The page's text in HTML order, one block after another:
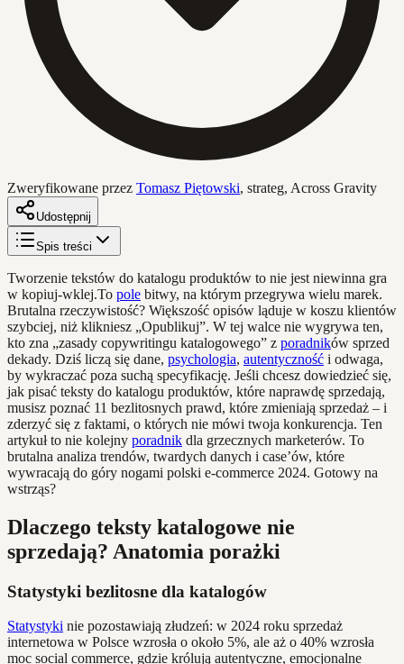
Zweryfikowane przez Tomasz Piętowski, strateg, Across Gravity
Udostępnij
Spis treści
Tworzenie tekstów do katalogu produktów to nie jest niewinna gra
w kopiuj-wklej.To pole bitwy, na którym przegrywa wielu marek.
Brutalna rzeczywistość? Większość opisów ląduje w koszu klientów
szybciej, niż klikniesz „Opublikuj”. W tej walce nie wygrywa ten,
kto zna „zasady copywritingu katalogowego” z poradników sprzed
dekady. Dziś liczą się dane, psychologia, autentyczność i odwaga,
by wykraczać poza suchą specyfikację. Jeśli chcesz dowiedzieć się,
jak pisać teksty do katalogu produktów, które naprawdę sprzedają,
musisz poznać 11 bezlitosnych prawd, które zmieniają sprzedaż – i
zderzyć się z faktami, o których nie mówi twoja konkurencja. Ten
artykuł to nie kolejny poradnik dla grzecznych marketerów. To
brutalna analiza trendów, twardych danych i case’ów, które
wywracają do góry nogami polski e-commerce 2024. Gotowy na
wstrząs?
Dlaczego teksty katalogowe nie
sprzedają? Anatomia porażki
Statystyki bezlitosne dla katalogów
Statystyki nie pozostawiają złudzeń: w 2024 roku sprzedaż
internetowa w Polsce wzrosła o około 5%, ale aż o 40% wzrosła
moc social commerce, gdzie królują autentyczne, emocjonalne